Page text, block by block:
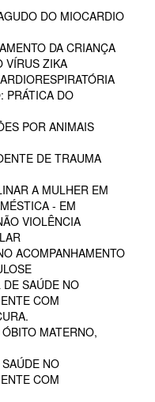
DO MIOCARDIO
DA CRIANÇA
VÍRUS ZIKA
PRÁTICA DO
POR ANIMAIS
DE TRAUMA
A MULHER EM
- EM
VIOLÊNCIA
ACOMPANHAMENTO
SAÚDE NO
COM
MATERNO,
NO
COM